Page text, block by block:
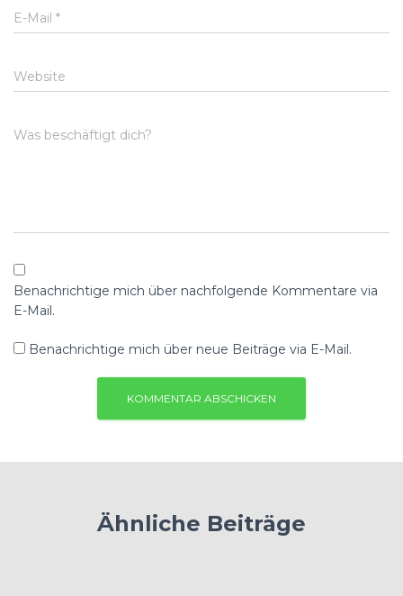
E-Mail *
Website
Was beschäftigt dich?
Benachrichtige mich über nachfolgende Kommentare via
E-Mail.
Benachrichtige mich über neue Beiträge via E-Mail.
Ähnliche Beiträge